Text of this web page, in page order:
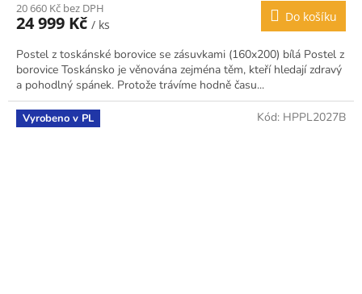
20 660 Kč bez DPH
24 999 Kč / ks
Do košíku
Postel z toskánské borovice se zásuvkami (160x200) bílá Postel z
borovice Toskánsko je věnována zejména těm, kteří hledají zdravý
a pohodlný spánek. Protože trávíme hodně času...
Vyrobeno v PL Kód: HPPL2027B